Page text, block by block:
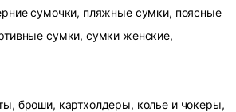
сумочки, пляжные сумки, поясные
сумки, сумки женские,
броши, картхолдеры, колье и чокеры,